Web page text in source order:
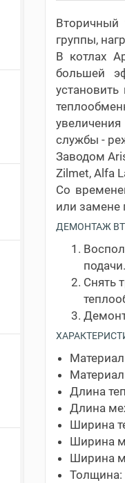
Вторичный
группы,
В котлах
большей
службы -
Заводом
Zilmet, Alfa
Со
или замене
ДЕМОНТАЖ
подачи.
Снять
Длина
Длина
Ширина
Ширина
Ширина
Толщина: